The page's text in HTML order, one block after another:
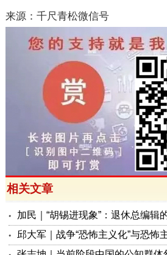
来源：千尺青松微信号
相关文章